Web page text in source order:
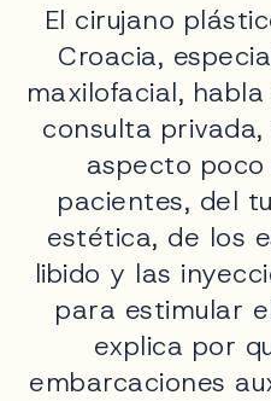
El cirujano
Croacia,
maxilofacial,
consulta
aspecto
pacientes, del
estética, de los
libido y las
para estimular
explica por
embarcaciones